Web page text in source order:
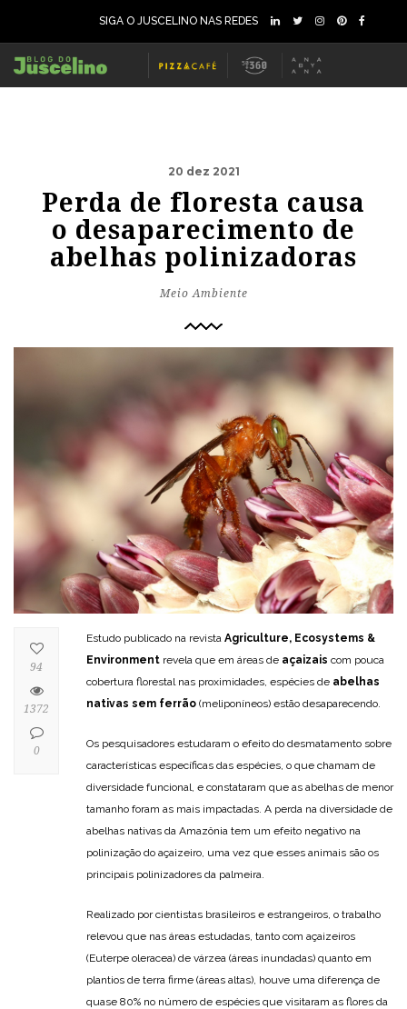
SIGA O JUSCELINO NAS REDES
20 dez 2021
Perda de floresta causa
o desaparecimento de
abelhas polinizadoras
Meio Ambiente
Estudo publicado na revista Agriculture, Ecosystems &
Environment revela que em áreas de açaizais com pouca
cobertura florestal nas proximidades, espécies de abelhas
nativas sem ferrão (meliponíneos) estão desaparecendo.
Os pesquisadores estudaram o efeito do desmatamento sobre
características específicas das espécies, o que chamam de
diversidade funcional, e constataram que as abelhas de menor
tamanho foram as mais impactadas. A perda na diversidade de
abelhas nativas da Amazônia tem um efeito negativo na
polinização do açaizeiro, uma vez que esses animais são os
principais polinizadores da palmeira.
Realizado por cientistas brasileiros e estrangeiros, o trabalho
relevou que nas áreas estudadas, tanto com açaizeiros
(Euterpe oleracea) de várzea (áreas inundadas) quanto em
plantios de terra firme (áreas altas), houve uma diferença de
quase 80% no número de espécies que visitaram as flores da
94
1372
0